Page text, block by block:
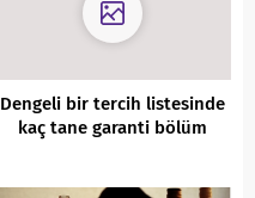
Dengeli bir tercih listesinde
kaç tane garanti bölüm